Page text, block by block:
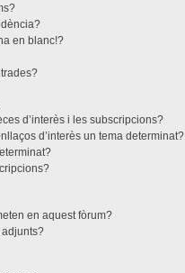
en blanc!?
d’interès i les subscripcions?
d’interès un tema determinat?
en aquest fòrum?
adjunts?